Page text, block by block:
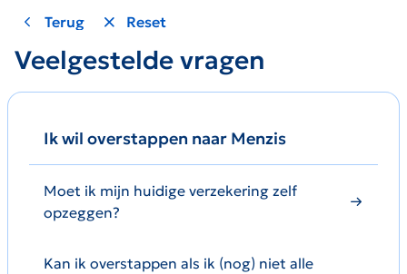
Terug Reset
Veelgestelde vragen
Ik wil overstappen naar Menzis
Moet ik mijn huidige verzekering zelf
opzeggen?
Kan ik overstappen als ik (nog) niet alle